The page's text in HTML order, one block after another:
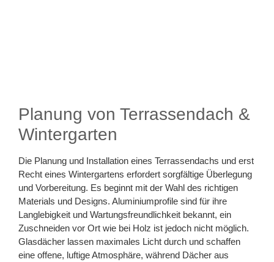
Planung von Terrassendach &
Wintergarten
Die Planung und Installation eines Terrassendachs und erst
Recht eines Wintergartens erfordert sorgfältige Überlegung
und Vorbereitung. Es beginnt mit der Wahl des richtigen
Materials und Designs. Aluminiumprofile sind für ihre
Langlebigkeit und Wartungsfreundlichkeit bekannt, ein
Zuschneiden vor Ort wie bei Holz ist jedoch nicht möglich.
Glasdächer lassen maximales Licht durch und schaffen
eine offene, luftige Atmosphäre, während Dächer aus